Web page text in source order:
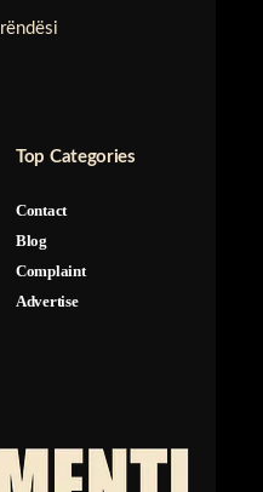
Top Categories
Contact
Blog
Complaint
Advertise